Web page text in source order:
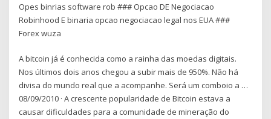
Opes binrias software rob ### Opcao DE Negociacao
Robinhood E binaria opcao negociacao legal nos EUA ###
Forex wuza
A bitcoin já é conhecida como a rainha das moedas digitais.
Nos últimos dois anos chegou a subir mais de 950%. Não há
divisa do mundo real que a acompanhe. Será um comboio a …
08/09/2010 · A crescente popularidade de Bitcoin estava a
causar dificuldades para a comunidade de mineração do